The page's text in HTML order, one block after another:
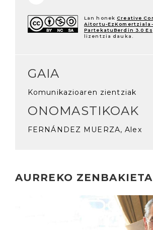
Lan honek Creative
Aitortu-EzKomertziala-
PartekatuBerdin 3.0
lizentzia dauka.
GAIA
Komunikazioaren zientziak
ONOMASTIKOAK
FERNÁNDEZ MUERZA, Alex
AURREKO